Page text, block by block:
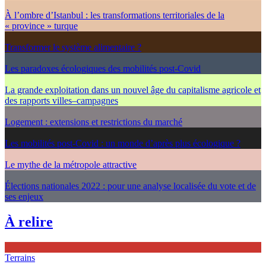
À l’ombre d’Istanbul : les transformations territoriales de la
« province » turque
Transformer le système alimentaire ?
Les paradoxes écologiques des mobilités post-Covid
La grande exploitation dans un nouvel âge du capitalisme agricole et
des rapports villes–campagnes
Logement : extensions et restrictions du marché
Les mobilités post-Covid : un monde d’après plus écologique ?
Le mythe de la métropole attractive
Élections nationales 2022 : pour une analyse localisée du vote et de
ses enjeux
À relire
Terrains